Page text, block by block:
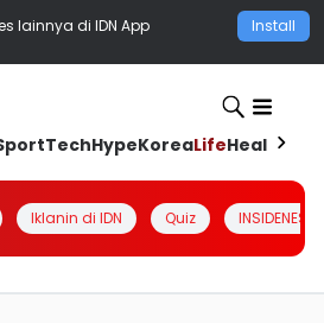
lainnya di IDN App Install
TechHypeKoreaLifeHealth
Iklanin di IDN Quiz INSIDENESIA